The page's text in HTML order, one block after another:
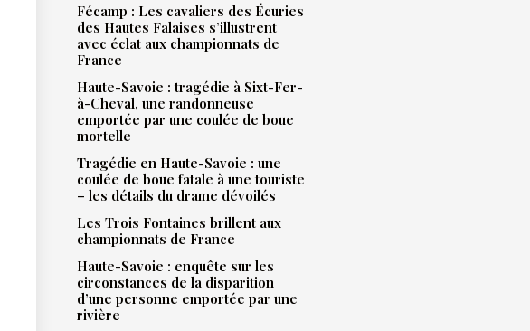
Fécamp : Les cavaliers des Écuries
des Hautes Falaises s’illustrent
avec éclat aux championnats de
France
Haute-Savoie : tragédie à Sixt-Fer-
à-Cheval, une randonneuse
emportée par une coulée de boue
mortelle
Tragédie en Haute-Savoie : une
coulée de boue fatale à une touriste
– les détails du drame dévoilés
Les Trois Fontaines brillent aux
championnats de France
Haute-Savoie : enquête sur les
circonstances de la disparition
d’une personne emportée par une
rivière